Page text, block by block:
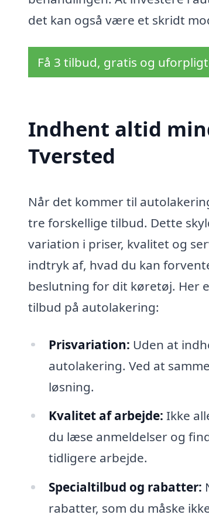
det kan også være et skridt
Få 3 tilbud, gratis og
Indhent altid
Tversted
Når det kommer til
tre forskellige tilbud. Dette
variation i priser, kvalitet og
indtryk af, hvad du kan
beslutning for dit køretøj. Her
tilbud på autolakering:
Prisvariation: Uden at
autolakering. Ved at
løsning.
Kvalitet af arbejde: Ikke
du læse anmeldelser og
tidligere arbejde.
Specialtilbud og rabatter:
rabatter, som du måske